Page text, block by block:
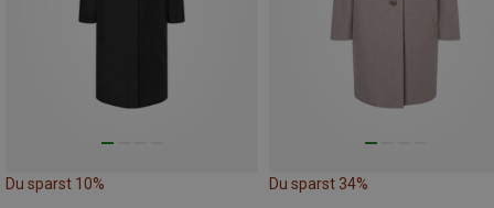
Du sparst 10% Du sparst 34%